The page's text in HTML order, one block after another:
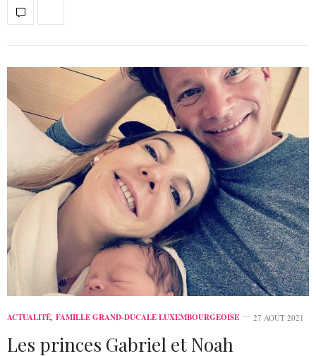
ACTUALITÉ, FAMILLE GRAND-DUCALE LUXEMBOURGEOISE 27 AOÛT 2021
Les princes Gabriel et Noah